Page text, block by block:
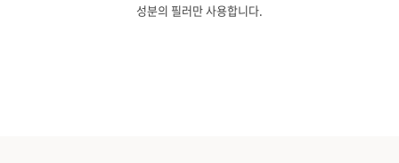
성분의 필러만 사용합니다.